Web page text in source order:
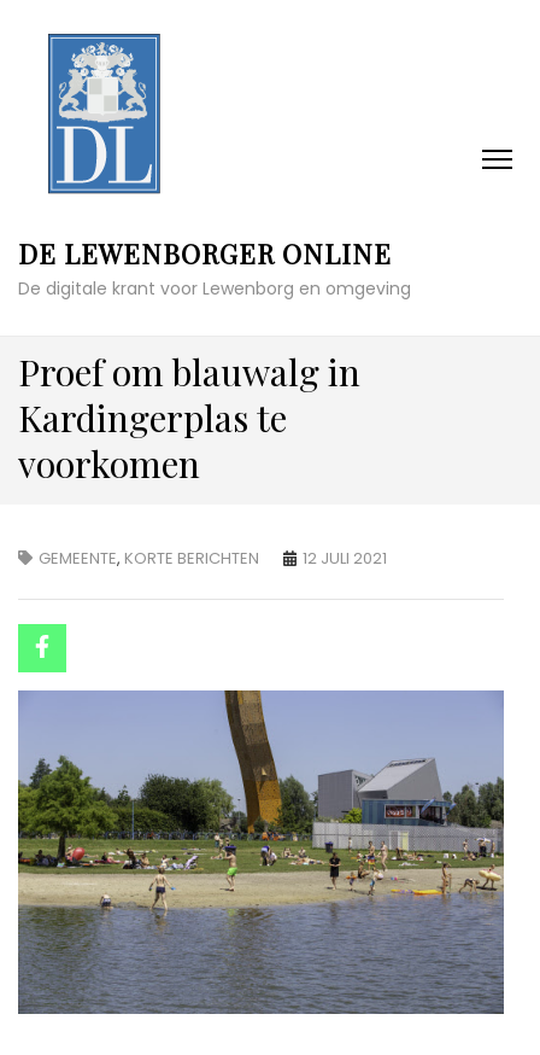
DE LEWENBORGER ONLINE
De digitale krant voor Lewenborg en omgeving
Proef om blauwalg in
Kardingerplas te
voorkomen
GEMEENTE, KORTE BERICHTEN 12 JULI 2021